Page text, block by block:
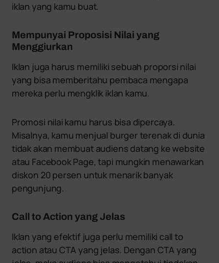
iklan yang kamu buat.
Mempunyai Proposisi Nilai yang
Menggiurkan
Iklan juga harus memiliki sebuah proporsi nilai
yang bisa memberitahu pembaca mengapa
mereka perlu mengklik iklan kamu.
Promosi nilai kamu harus bisa dipercaya.
Misalnya, kamu menjual burger terenak di dunia
tidak akan membuat audiens datang ke website
atau Facebook Page, tapi mungkin menawarkan
diskon 20 persen untuk menarik banyak
pengunjung.
Call to Action yang Jelas
Iklan yang efektif juga perlu memiliki call to
action atau CTA yang jelas. Dengan CTA yang